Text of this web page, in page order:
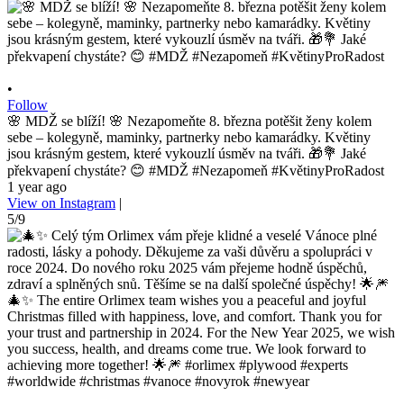
•
Follow
🌸 MDŽ se blíží! 🌸 Nezapomeňte 8. března potěšit ženy kolem
sebe – kolegyně, maminky, partnerky nebo kamarádky. Květiny
jsou krásným gestem, které vykouzlí úsměv na tváři. 🎁💐 Jaké
překvapení chystáte? 😊 #MDŽ #Nezapomeň #KvětinyProRadost
1 year ago
View on Instagram |
5/9